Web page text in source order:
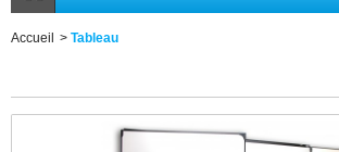
Accueil > Tableau